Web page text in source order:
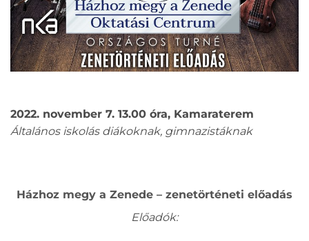
2022. november 7. 13.00 óra, Kamaraterem
Általános iskolás diákoknak, gimnazistáknak
Házhoz megy a Zenede – zenetörténeti előadás
Előadók: